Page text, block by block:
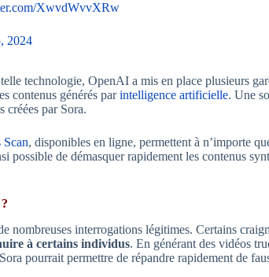
XwvdWvvXRw
2024
technologie, OpenAI a mis en place plusieurs
contenus générés parintelligence artificielle. Une
créées par Sora.
Scan, disponibles en ligne, permettent à n’importe
possible de démasquer rapidement les contenus
nombreuses interrogations légitimes. Certains
à certains individus. En générant des vidéos
pourrait permettre de répandre rapidement de